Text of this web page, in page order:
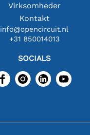
Virksomheder
Kontakt
info@opencircuit.nl
+31 850014013
SOCIALS